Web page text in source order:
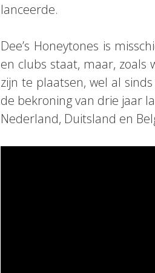
lanceerde.
Dee’s Honeytones is
en clubs staat, maar,
zijn te plaatsen, wel al
de bekroning van drie jaar
Nederland, Duitsland en